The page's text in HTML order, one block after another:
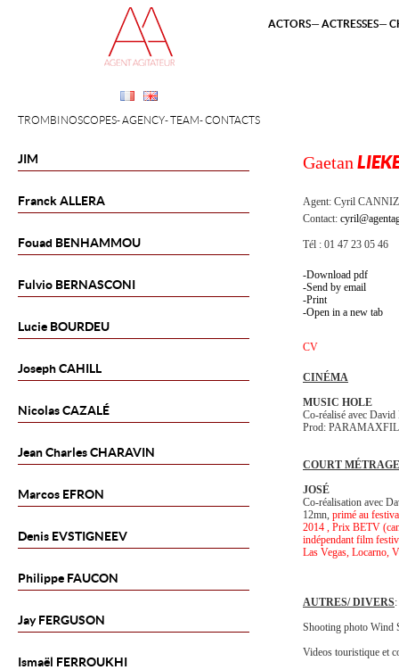
JIM
FranckALLERA
Fouad BENHAMMOU
Fulvio BERNASCONI
Lucie BOURDEU
JosephCAHILL
NicolasCAZALÉ
Jean CharlesCHARAVIN
Marcos EFRON
Denis EVSTIGNEEV
Philippe FAUCON
JayFERGUSON
Ismaël FERROUKHI
TROMBINOSCOPES AGENCY TEAM CONTACTS
ACTORS ACTRESSES
Gaetan
Agent: Cyril
Contact:
Tél : 01 47 23 05 46
Download pdf
Send by email
Print
Open in a new tab
CV
CINÉMA
MUSIC HOLE
Co-réalisé avec David
Prod:
COURT MÉTRAGE
JOSÉ
Co-réalisation avec
12mn, primé au
2014 , Prix BETV
indépendant film
Las Vegas, Locarno,
AUTRES/ DIVERS:
Shooting photo Wind
Videos touristique et